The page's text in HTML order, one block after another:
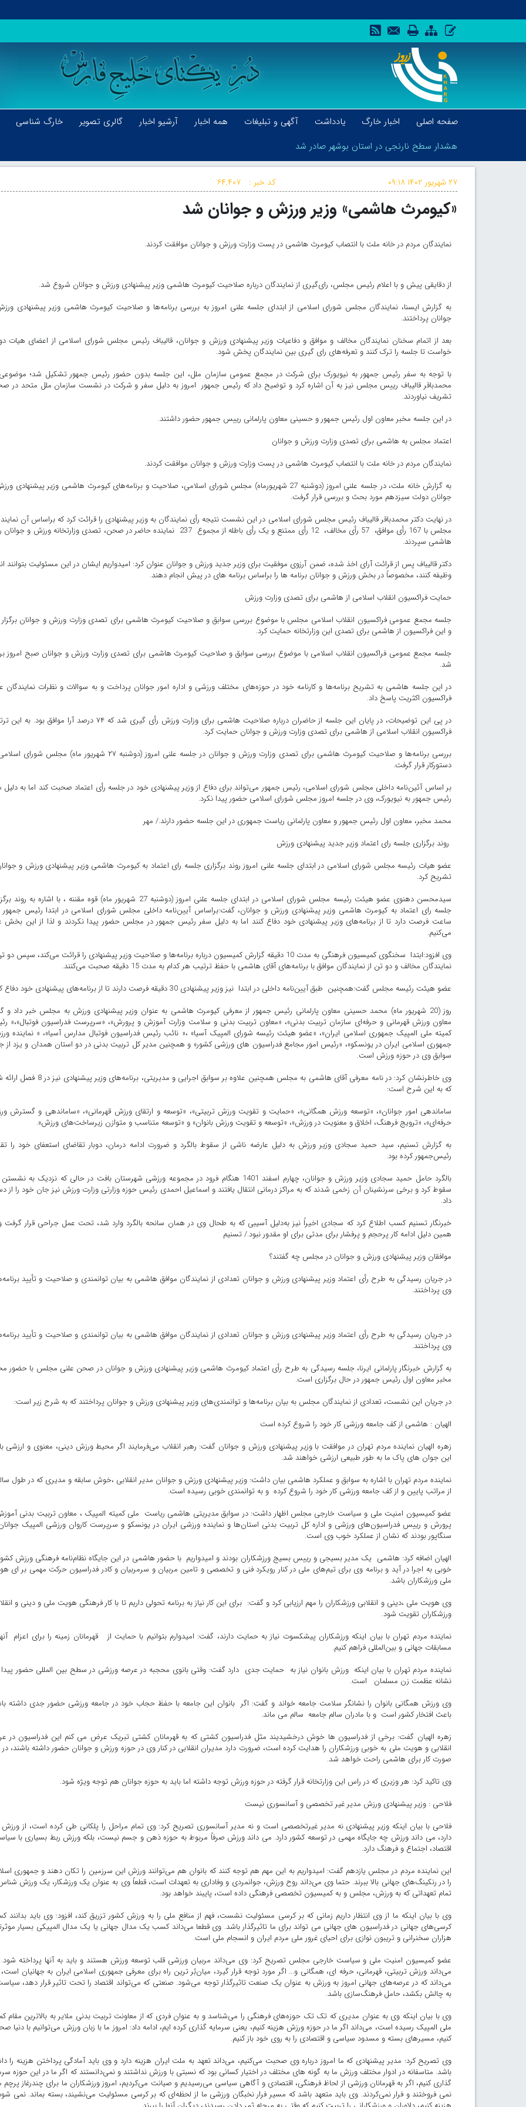
صفحه اصلی اخبار خارگ یادداشت آگهی و تبلیغات همه اخبار آرشیو اخبار گالری تصویر خارگ شناسی
هشدار سطح نارنجی در استان بوشهر صادر شد
هشدار سطح نارنجی در استان بوشهر صادر شد
کد خبر : ۶۴,۴۰۷ ۲۷ شهریور ۱۴۰۲ ۰۹:۱۸
«کیومرث هاشمی» وزیر ورزش و جوانان شد
نمایندگان مردم در خانه ملت با انتصاب کیومرث هاشمی در پست وزارت ورزش و جوانان موافقت کردند.
از دقایقی پیش و با اعلام رئیس مجلس، رای‌گیری از نمایندگان درباره صلاحیت کیومرث هاشمی وزیر پیشنهادی ورزش و جوانان شروع شد.
به گزارش ایسنا، نمایندگان مجلس شورای اسلامی از ابتدای جلسه علنی امروز به بررسی برنامه‌ها و صلاحیت کیومرث هاشمی وزیر پیشنهادی
جوانان پرداختند.
بعد از اتمام سخنان نمایندگان مخالف و موافق و دفاعیات وزیر پیشنهادی ورزش و جوانان، قالیباف رئیس مجلس شورای اسلامی از اعضای هیات
خواست تا جلسه را ترک کنند و تعرفه‌های رای گیری بین نمایندگان پخش شود.
با توجه به سفر رئیس جمهور به نیویورک برای شرکت در مجمع عمومی سازمان ملل، این جلسه بدون حضور رئیس جمهور تشکیل شد؛
محمدباقر قالیباف رییس مجلس نیز به آن اشاره کرد و توضیح داد که رئیس جمهور امروز به دلیل سفر و شرکت در نشست سازمان ملل متحد در
تشریف نیاوردند.
در این جلسه مخبر معاون اول رئیس جمهور و حسینی معاون پارلمانی رییس جمهور حضور داشتند.
اعتماد مجلس به هاشمی برای تصدی وزارت ورزش و جوانان
نمایندگان مردم در خانه ملت با انتصاب کیومرث هاشمی در پست وزارت ورزش و جوانان موافقت کردند.
به گزارش خانه ملت، در جلسه علنی امروز (دوشنبه 27 شهریورماه) مجلس شورای اسلامی، صلاحیت و برنامه‌های کیومرث هاشمی وزیر پیشنهادی
جوانان دولت سیزدهم مورد بحث و بررسی قرار گرفت.
در نهایت دکتر محمدباقر قالیباف رئیس مجلس شورای اسلامی در این نشست نتیجه رأی نمایندگان به وزیر پیشنهادی را قرائت کرد که براساس آن
مجلس با 167 رأی موافق، 57 رأی مخالف، 12 رأی ممتنع و یک رأی باطله از مجموع 237 نماینده حاضر در صحن، تصدی وزارتخانه ورزش و
هاشمی سپردند.
دکتر قالیباف پس از قرائت آرای اخذ شده، ضمن آرزوی موفقیت برای وزیر جدید ورزش و جوانان عنوان کرد: امیدواریم ایشان در این مسئولیت بتوانند
وظیفه کنند، مخصوصاً در بخش ورزش و جوانان برنامه ها را براساس برنامه های در پیش انجام دهند.
حمایت فراکسیون انقلاب اسلامی از هاشمی برای تصدی وزارت ورزش
جلسه مجمع عمومی فراکسیون انقلاب اسلامی مجلس با موضوع بررسی سوابق و صلاحیت کیومرث هاشمی برای تصدی وزارت ورزش و جوانان
و این فراکسیون از هاشمی برای تصدی این وزارتخانه حمایت کرد.
جلسه مجمع عمومی فراکسیون انقلاب اسلامی با موضوع بررسی سوابق و صلاحیت کیومرث هاشمی برای تصدی وزارت ورزش و جوانان صبح امروز
شد.
در این جلسه هاشمی به تشریح برنامه‌ها و کارنامه خود در حوزه‌های مختلف ورزشی و اداره امور جوانان پرداخت و به سوالات و نظرات نمایندگان
فراکسیون اکثریت پاسخ داد.
در پی این توضیحات، در پایان این جلسه از حاضران درباره صلاحیت هاشمی برای وزارت ورزش رأی گیری شد که ۷۴ درصد آرا موافق
فراکسیون انقلاب اسلامی از هاشمی برای تصدی وزارت ورزش و جوانان حمایت کرد.
بررسی برنامه‌ها و صلاحیت کیومرث هاشمی برای تصدی وزارت ورزش و جوانان در جلسه علنی امروز (دوشنبه ۲۷ شهریور ماه) مجلس
دستورکار قرار گرفت.
بر اساس آئین‌نامه داخلی مجلس شورای اسلامی، رئیس جمهور می‌تواند برای دفاع از وزیر پیشنهادی خود در جلسه رأی اعتماد صحبت کند اما به دلیل
رئیس جمهور به نیویورک، وی در جلسه امروز مجلس شورای اسلامی حضور پیدا نکرد.
محمد مخبر، معاون اول رئیس جمهور و معاون پارلمانی ریاست جمهوری در این جلسه حضور دارند./ مهر
روند برگزاری جلسه رای اعتماد وزیر جدید پیشنهادی ورزش
عضو هیات رئیسه مجلس شورای اسلامی در ابتدای جلسه علنی امروز روند برگزاری جلسه رای اعتماد به کیومرث هاشمی وزیر پیشنهادی ورزش و
تشریح کرد.
سیدمحسن دهنوی عضو هیئت رئیسه مجلس شورای اسلامی در ابتدای جلسه علنی امروز (دوشنبه 27 شهریور ماه) قوه مقننه ، با اشاره به
جلسه رای اعتماد به کیومرث هاشمی وزیر پیشنهادی ورزش و جوانان، گفت:براساس آیین‌نامه داخلی مجلس شورای اسلامی در ابتدا رئیس
ساعت فرصت دارد تا از برنامه‌های وزیر پیشنهادی خود دفاع کنند اما به دلیل سفر رئیس جمهور در مجلس حضور پیدا نکردند و لذا از این بخش
می‌کنیم.
وی افزود:ابتدا سخنگوی کمیسیون فرهنگی به مدت 10 دقیقه گزارش کمیسیون درباره برنامه‌ها و صلاحیت وزیر پیشنهادی را قرائت می‌کند، سپس
نمایندگان مخالف و دو تن از نمایندگان موافق با برنامه‌های آقای هاشمی با حفظ ترتیب هر کدام به مدت 15 دقیقه صحبت می‌کنند.
عضو هیئت رئیسه مجلس گفت:همچنین طبق آیین‌نامه داخلی در ابتدا نیز وزیر پیشنهادی 30 دقیقه فرصت دارند تا از برنامه‌های پیشنهادی خود دفاع کند.
روز (20 شهریور ماه) محمد حسینی معاون پارلمانی رئیس جمهور از معرفی کیومرث هاشمی به عنوان وزیر پیشنهادی ورزش به مجلس خبر داد و
معاون ورزش قهرمانی و حرفه‌ای سازمان تربیت بدنی»، «معاون تربیت بدنی و سلامت وزارت آموزش و پرورش»، «سرپرست فدراسیون فوتبال»،«
کمیته ملی المپیک جمهوری اسلامی ایران»، «عضو هیئت رئیسه شورای المپیک آسیا» ،« نائب رئیس فدراسیون فوتبال مدارس آسیا»، « نماینده
جمهوری اسلامی ایران در یونسکو»، «‌رئیس امور مجامع فدراسیون های ورزشی کشور» و‌ همچنین مدیر کل تربیت بدنی در دو استان همدان و یزد از
سوابق وی در حوزه ورزش است.
وی خاطرنشان کرد: در نامه معرفی آقای هاشمی به مجلس همچنین علاوه بر سوابق اجرایی و مدیریتی،
که به این شرح است:
ساماندهی امور جوانان»، «توسعه ورزش همگانی»، «حمایت و تقویت ورزش تربیتی»، «توسعه و ارتقای ورزش قهرمانی»، «ساماندهی و گسترش
حرفه‌ای»،‌ «ترویج فرهنگ، اخلاق و معنویت در ورزش»، «‌توسعه و تقویت ورزش بانوان» و «‌توسعه متناسب و متوازن زیرساخت‌های ورزش».
به گزارش تسنیم، سید حمید سجادی وزیر ورزش به‌ دلیل عارضه ناشی از سقوط بالگرد و ضرورت ادامه درمان، دوبار تقاضای استعفای خود را
رئیس‌جمهور کرده بود.
بالگرد حامل حمید سجادی وزیر ورزش و جوانان، چهارم اسفند 1401 هنگام فرود در مجموعه ورزشی شهرستان بافت در حالی که نزدیک به
سقوط کرد و برخی سرنشینان آن زخمی شدند که به مراکز درمانی انتقال یافتند و اسماعیل احمدی رئیس حوزه وزارتی وزارت ورزش نیز جان خود را از
داد.
خبرنگار تسنیم کسب اطلاع کرد که سجادی اخیراً نیز به‌دلیل آسیبی که به طحال وی در همان سانحه بالگرد وارد شد، تحت عمل جراحی قرار گرفت
همین دلیل ادامه کار پرحجم و پرفشار برای مدتی برای او مقدور نبود./ تسنیم
موافقان وزیر پیشنهادی ورزش و جوانان در مجلس چه گفتند؟
در جریان رسیدگی به طرح رأی اعتماد وزیر پیشنهادی ورزش و جوانان تعدادی از نمایندگان موافق هاشمی به بیان توانمندی و صلاحیت و تأیید
وی پرداختند.
در جریان رسیدگی به طرح رأی اعتماد وزیر پیشنهادی ورزش و جوانان تعدادی از نمایندگان موافق هاشمی به بیان توانمندی و صلاحیت و تأیید
وی پرداختند.
به گزارش خبرنگار پارلمانی ایرنا، جلسه رسیدگی به طرح رأی اعتماد کیومرث هاشمی وزیر پیشنهادی ورزش و جوانان در صحن علنی مجلس با حضور
مخبر معاون اول رئیس جمهور در حال برگزاری است.
در جریان این نشست، تعدادی از نمایندگان مجلس به بیان برنامه‌ها و توانمندی‌های وزیر پیشنهادی ورزش و جوانان پرداختند که به شرح زیر است:
الهیان : هاشمی از کف جامعه ورزشی کار خود را شروع کرده است
زهره الهیان نماینده مردم تهران در موافقت با وزیر پیشنهادی ورزش و جوانان گفت: رهبر انقلاب می‌فرمایند اگر محیط ورزش دینی، معنوی و ارزشی
این جوان های پاک ما به طور طبیعی ارزشی خواهند شد.
نماینده مردم تهران با اشاره به سوابق و عملکرد هاشمی بیان داشت: وزیر پیشنهادی ورزش و جوانان مدیر انقلابی ،خوش سابقه و مدیری که در طول
از مراتب پایین و از کف جامعه ورزشی کار خود را شروع کرده و به توانمندی خوبی رسیده است.
عضو کمیسیون امنیت ملی و سیاست خارجی مجلس اظهار داشت: در سوابق مدیریتی هاشمی ریاست ملی کمیته المپیک ، معاون تربیت بدنی
پرورش و رییس فدراسیون‌های ورزشی و اداره کل تربیت بدنی استان‌ها و نماینده ورزشی ایران در یونسکو و سرپرست کاروان ورزشی المپیک
سنگاپور بودند که نشان از عملکرد خوب وی است.
الهیان اضافه کرد: هاشمی یک مدیر بسیجی و رییس بسیج ورزشکاران بودند و امیدواریم با حضور هاشمی در این جایگاه نظام‌نامه فرهنگی ورزش
خوبی به اجرا در ‌آید و برنامه وی برای تیم‌های ملی در کنار رویکرد فنی و تخصصی و تامین مربیان و سرمربیان و کادر فدراسیون حرکت مهمی بر ای
ملی ورزشکاران باشد.
وی هویت ملی ،دینی و انقلابی ورزشکاران را مهم ارزیابی کرد و گفت: برای این کار نیاز به برنامه تحولی داریم تا با کار فرهنگی هویت ملی و دینی و
ورزشکاران تقویت شود.
نماینده مردم تهران با بیان اینکه ورزشکاران پیشکسوت نیاز به حمایت دارند، گفت: امیدوارم بتوانیم با حمایت‌ از قهرمانان زمینه را برای اعزام
مسابقات جهانی و بین‌المللی فراهم کنیم.
نماینده مردم تهران با بیان اینکه ورزش بانوان نیاز به حمایت جدی دارد گفت: وقتی بانوی محجبه در عرصه ورزشی در سطح بین المللی حضور پیدا
نشانه عظمت زن مسلمان است.
وی ورزش همگانی بانوان را نشانگر سلامت جامعه خواند و گفت: اگر بانوان این جامعه با حفظ حجاب خود در جامعه ورزشی حضور جدی داشته
باعث افتخار کشور است و با مادران سالم جامعه سالم می ماند.
زهره الهیان گفت: برخی از فدراسیون ها خوش درخشیدیند مثل فدراسیون کشتی که به قهرمانان کشتی تبریک عرض می کنم این فدراسیون در
انقلابی و هویت ملی به خوبی ورزشکاران را هدایت کرده است، ضرورت دارد مدیران انقلابی در کنار وی در حوزه ورزش و جوانان حضور داشته باشند، در
صورت کار برای هاشمی راحت خواهد شد.
وی تاکید کرد: هر وزیری که در راس این وزارتخانه قرار گرفته در حوزه ورزش توجه داشته اما باید به حوزه جوانان هم توجه ویژه شود.
فلاحی : وزیر پیشنهادی ورزش مدیر غیر تخصصی و آسانسوری نیست
فلاحی با بیان اینکه وزیر پیشنهادی نه مدیر غیرتخصصی است و نه مدیر آسانسوری تصریح کرد: وی تمام مراحل را پلکانی طی کرده است، از ورزش
دارد، می داند ورزش چه جایگاه مهمی در توسعه کشور دارد. می داند ورزش صرفاً مربوط به حوزه ذهن و جسم نیست، بلکه ورزش ربط بسیاری با
اقتصاد، اجتماع و فرهنگ دارد.
این نماینده مردم در مجلس یازدهم گفت: امیدواریم به این مهم هم توجه کنند که بانوان هم می‌توانند ورزش این سرزمین را تکان دهند و جمهوری
را در رنکینگ‌های جهانی بالا ببرند. حتما وی می‌داند روح ورزش، جوانمردی و وفاداری به تعهدات است، قطعاً وی به عنوان یک ورزشکار، یک ورزش
تمام تعهداتی که به ورزش، مجلس و به کمیسیون تخصصی فرهنگی داده است، پایبند خواهد بود.
وی با بیان اینکه ما از وی انتظار داریم زمانی که بر کرسی مسئولیت نشست، فهم از منافع ملی را به ورزش کشور تزریق کند، افزود: وی باید بدانند
کرسی‌های جهانی در فدراسیون های جهانی می تواند برای ما تاثیرگذار باشد. وی قطعا می‌داند کسب یک مدال جهانی یا یک مدال المپیکی بسیار
هزاران سخنرانی و تریبون نوازی برای احیای غرور ملی مردم ایران و انسجام ملی است.
عضو کمیسیون امنیت ملی و سیاست خارجی مجلس تصریح کرد: وی می‌داند مربیان ورزشی قلب توسعه ورزش هستند و باید به آنها پرداخته
می‌داند ورزش تربیتی، قهرمانی، حرفه ای، همگانی و... اگر مورد توجه قرار گیرد، میان‌بُر ترین راه برای معرفی جمهوری اسلامی ایران به جهانیان
می‌داند که در عرصه‌های جهانی امروز به ورزش به عنوان یک صنعت تاثیرگذار توجه می‌شود. صنعتی که می‌تواند اقتصاد را تحت تاثیر قرار دهد،
به چالش بکشد، حامل فرهنگ‌سازی باشد.
وی با بیان اینکه وی به عنوان مدیری که تک تک حوزه‌های فرهنگی را می‌شناسد و به عنوان فردی که از معاونت تربیت بدنی ملایر به بالاترین مقام
ملی المپیک رسیده است، می‌داند اگر ما در حوزه ورزش هزینه کنیم، یعنی سرمایه گذاری کرده ایم، ادامه داد: امروز ما با زبان ورزش می‌توانیم با دنیا
کنیم، مسیرهای بسته و مسدود سیاسی و اقتصادی را به روی خود باز کنیم.
وی تصریح کرد: مدیر پیشنهادی که ما امروز درباره وی صحبت می‌کنیم، می‌داند تعهد به ملت ایران هزینه دارد و وی باید آمادگی پرداختن هزینه را
باشد. متاسفانه در ادوار مختلف ورزش ما به گونه های مختلف در اختیار کسانی بود که نسبتی با ورزش نداشتند و نمی‌دانستند که اگر ما در این حوزه
گذاری کنیم، اگر به قهرمانان ورزشی از لحاظ فرهنگی، اقتصادی و آگاهی سیاسی می‌رسیدیم و صیانت می‌کردیم، امروز ورزشکاران ما برای چندرغاز پرچم
نمی فروختند و فرار نمی‌کردند. وی باید متعهد باشد که مسیر فرار نخبگان ورزشی ما از لحظه‌ای که بر کرسی مسئولیت می‌نشیند، بسته بماند. نمی